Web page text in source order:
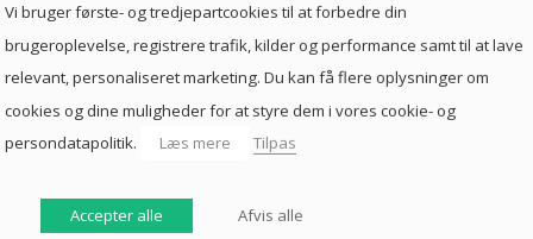
Vi bruger første- og tredjepartcookies til at forbedre din
brugeroplevelse, registrere trafik, kilder og performance samt til at lave
relevant, personaliseret marketing. Du kan få flere oplysninger om
cookies og dine muligheder for at styre dem i vores cookie- og
persondatapolitik.
Læs mere Tilpas
Accepter alle Afvis alle